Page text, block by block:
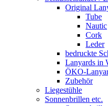
Original
Tube
Nautic
Cork
Leder
bedruckte
Lanyards in
ÖKO-
Zubehör
Liegestühle
Sonnenbrillen etc.